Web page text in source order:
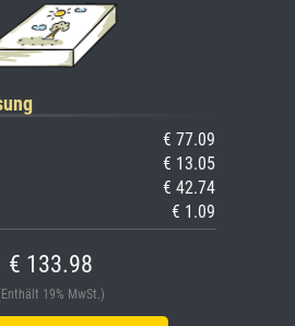
€ 77.09
€ 13.05
€ 42.74
€ 1.09
€ 133.98
19% MwSt.)